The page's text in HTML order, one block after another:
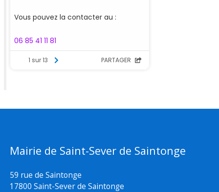
Mairie de Saint-Sever de Saintonge
59 rue de Saintonge
17800 Saint-Sever de Saintonge